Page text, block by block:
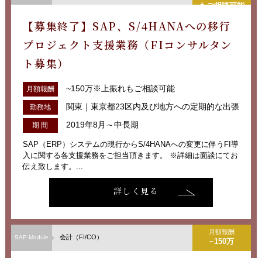
もご相談可能
【募集終了】SAP、S/4HANAへの移行
プロジェクト支援業務（FIコンサルタン
ト募集）
月額報酬 ~150万※上振れもご相談可能
勤務地 関東｜東京都23区内及び地方への定期的な出張
期 間 2019年8月～中長期
SAP（ERP）システムの現行からS/4HANAへの変更に伴うFI導
入に関する各支援業務をご担当頂きます。 ※詳細は面談にてお
伝え致します。...
詳しく見る
SAP Module 会計（FI/CO）
月額報酬
~150万